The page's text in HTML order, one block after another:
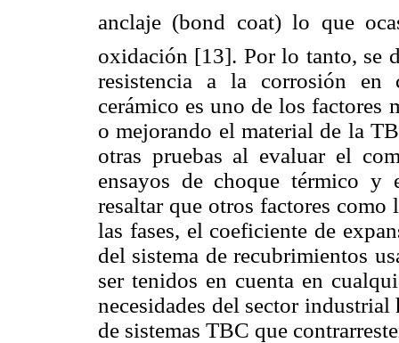
anclaje (bond coat) lo que
oxidación [13]. Por lo tanto, se
resistencia a la corrosión en
cerámico es uno de los factores
o mejorando el material de la
otras pruebas al evaluar el
ensayos de choque térmico y
resaltar que otros factores
las fases, el coeficiente de
del sistema de recubrimientos
ser tenidos en cuenta en
necesidades del sector
de sistemas TBC que